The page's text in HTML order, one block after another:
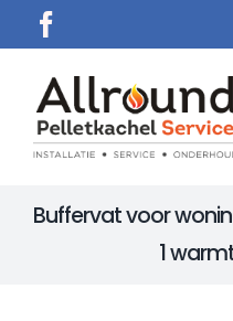
naar
inhoud
Buffervat voor
1